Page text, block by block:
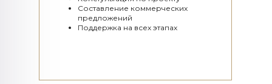
Составление коммерческих
предложений
Поддержка на всех этапах